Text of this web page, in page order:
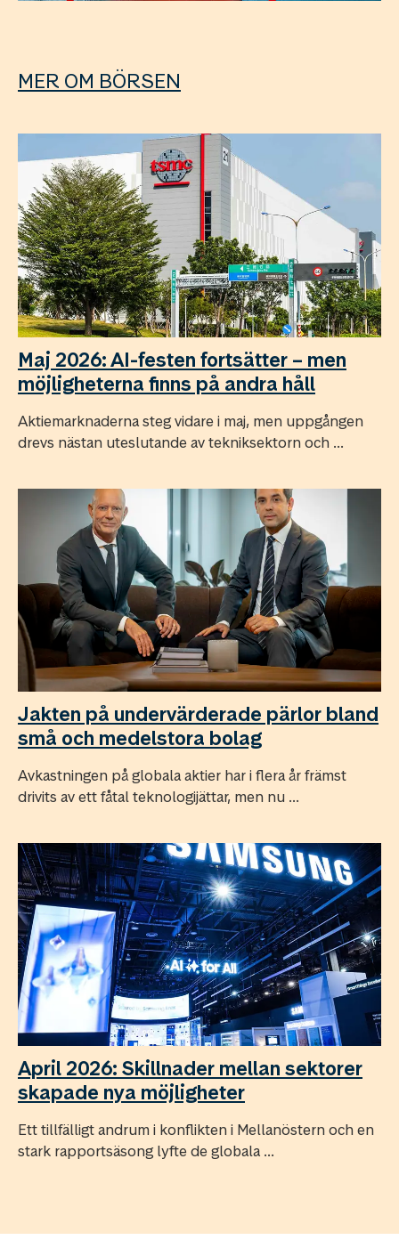
MER OM BÖRSEN
Maj 2026: AI-festen fortsätter – men
möjligheterna finns på andra håll
Aktiemarknaderna steg vidare i maj, men uppgången
drevs nästan uteslutande av tekniksektorn och ...
Jakten på undervärderade pärlor bland
små och medelstora bolag
Avkastningen på globala aktier har i flera år främst
drivits av ett fåtal teknologijättar, men nu ...
April 2026: Skillnader mellan sektorer
skapade nya möjligheter
Ett tillfälligt andrum i konflikten i Mellanöstern och en
stark rapportsäsong lyfte de globala ...